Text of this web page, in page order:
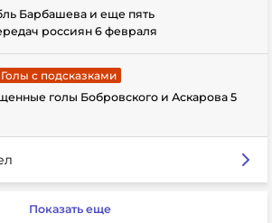
Барбашева и еще пять
россиян 6 февраля
с подсказками
голы Бобровского и Аскарова 5
Показать еще